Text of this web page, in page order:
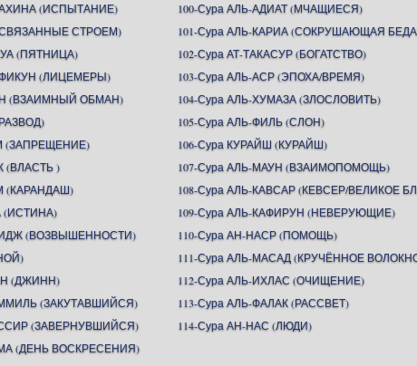
(ИСПЫТАНИЕ)
СТРОЕМ)
(ПЯТНИЦА)
(ЛИЦЕМЕРЫ)
(ВЗАИМНЫЙ ОБМАН)
(ЗАПРЕЩЕНИЕ)
(ВЛАСТЬ )
(КАРАНДАШ)
(ИСТИНА)
(ВОЗВЫШЕННОСТИ)
(ДЖИНН)
(ЗАКУТАВШИЙСЯ)
(ЗАВЕРНУВШИЙСЯ)
(ДЕНЬ ВОСКРЕСЕНИЯ)
100-Сура АЛЬ-АДИАТ (МЧАЩИЕСЯ)
101-Сура АЛЬ-КАРИА (СОКРУШАЮЩАЯ
102-Сура АТ-ТАКАСУР (БОГАТСТВО)
103-Сура АЛЬ-АСР (ЭПОХА/ВРЕМЯ)
104-Сура АЛЬ-ХУМАЗА (ЗЛОСЛОВИТЬ)
105-Сура АЛЬ-ФИЛЬ (СЛОН)
106-Сура КУРАЙШ (КУРАЙШ)
107-Сура АЛЬ-МАУН (ВЗАИМОПОМОЩЬ)
108-Сура АЛЬ-КАВСАР (КЕВСЕР/ВЕЛИКОЕ
109-Сура АЛЬ-КАФИРУН (НЕВЕРУЮЩИЕ)
110-Сура АН-НАСР (ПОМОЩЬ)
111-Сура АЛЬ-МАСАД (КРУЧЁННОЕ
112-Сура АЛЬ-ИХЛАС (ОЧИЩЕНИЕ)
113-Сура АЛЬ-ФАЛАК (РАССВЕТ)
114-Сура АН-НАС (ЛЮДИ)